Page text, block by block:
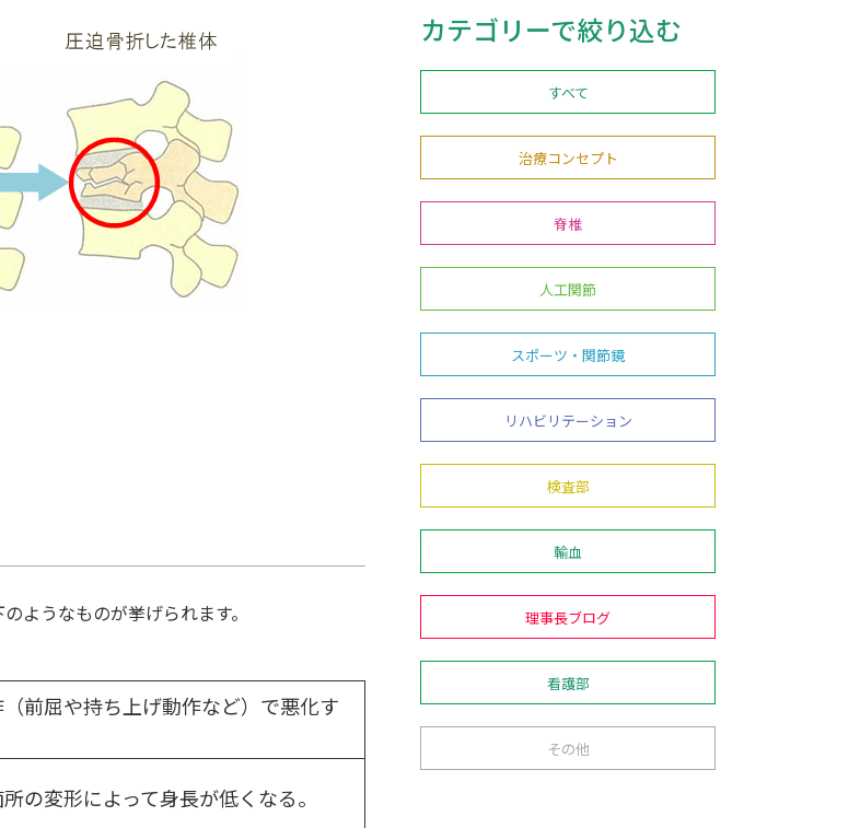
ようなものが挙げられます。
前屈や持ち上げ動作など）で悪化す
の変形によって身長が低くなる。
カテゴリーで絞り込む
すべて
治療コンセプト
脊椎
人工関節
スポーツ・関節鏡
リハビリテーション
検査部
輸血
理事長ブログ
看護部
その他